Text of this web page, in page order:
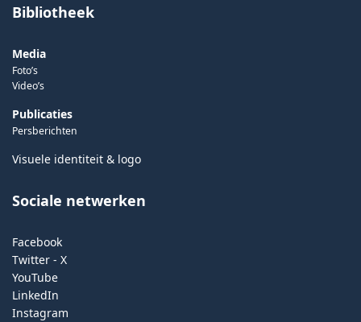
Bibliotheek
Media
Foto’s
Video’s
Publicaties
Persberichten
Visuele identiteit & logo
Sociale netwerken
Facebook
Twitter - X
YouTube
LinkedIn
Instagram